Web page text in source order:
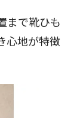
まで靴ひも
心地が特徴